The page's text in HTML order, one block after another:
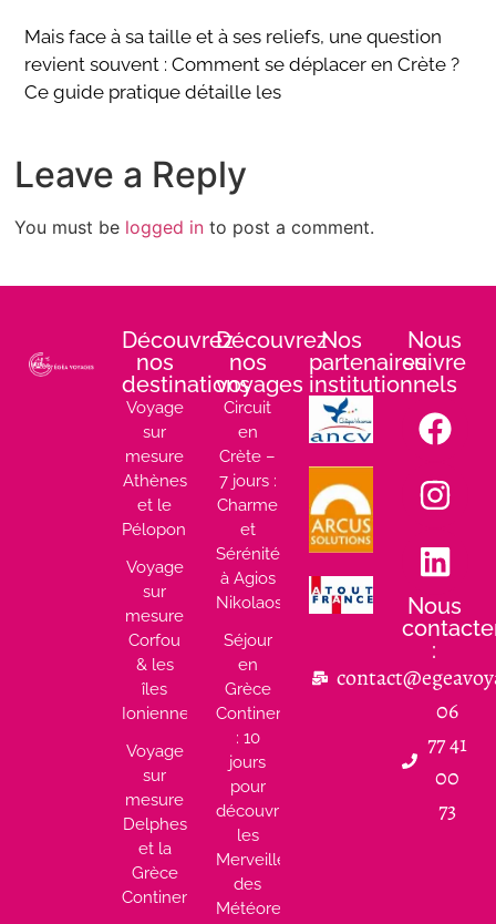
Mais face à sa taille et à ses reliefs, une question
revient souvent : Comment se déplacer en Crète ?
Ce guide pratique détaille les
Leave a Reply
You must be logged in to post a comment.
Découvrez
nos
destinations
Voyage
sur
mesure
Athènes
et le
Péloponnèse
Voyage
sur
mesure
Corfou
& les
îles
Ioniennes
Voyage
sur
mesure
Delphes
et la
Grèce
Continentale
Découvrez
nos
voyages
Circuit
en
Crète –
7 jours :
Charme
et
Sérénité
à Agios
Nikolaos
Séjour
en
Grèce
Continentale
: 10
jours
pour
découvrir
les
Merveilles
des
Météores
Nos
partenaires
institutionnels
Nous
suivre
:
Nous
:
06
77 41
00
73